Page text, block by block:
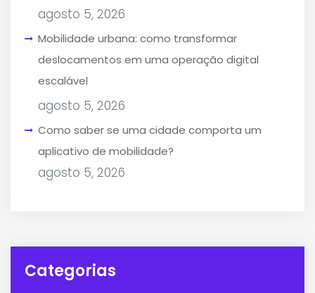
agosto 5, 2026
Mobilidade urbana: como transformar
deslocamentos em uma operação digital
escalável
agosto 5, 2026
Como saber se uma cidade comporta um
aplicativo de mobilidade?
agosto 5, 2026
Categorias